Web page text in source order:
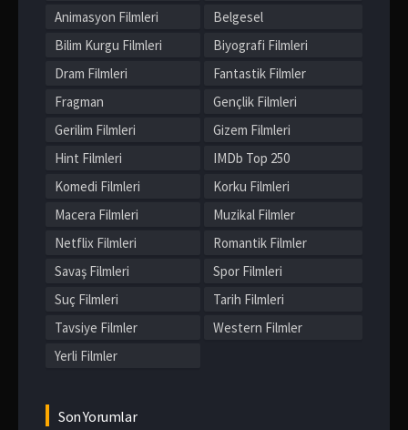
Animasyon Filmleri
Belgesel
Bilim Kurgu Filmleri
Biyografi Filmleri
Dram Filmleri
Fantastik Filmler
Fragman
Gençlik Filmleri
Gerilim Filmleri
Gizem Filmleri
Hint Filmleri
IMDb Top 250
Komedi Filmleri
Korku Filmleri
Macera Filmleri
Muzikal Filmler
Netflix Filmleri
Romantik Filmler
Savaş Filmleri
Spor Filmleri
Suç Filmleri
Tarih Filmleri
Tavsiye Filmler
Western Filmler
Yerli Filmler
Son Yorumlar